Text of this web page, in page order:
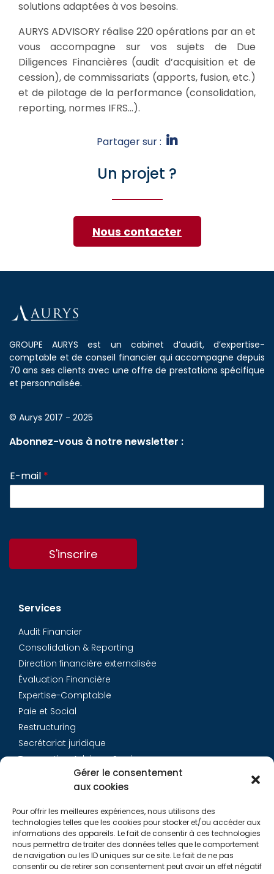
Gérer le consentement
aux cookies
Pour offrir les meilleures expériences, nous utilisons des
technologies telles que les cookies pour stocker et/ou accéder aux
informations des appareils. Le fait de consentir à ces technologies
nous permettra de traiter des données telles que le comportement
de navigation ou les ID uniques sur ce site. Le fait de ne pas
consentir ou de retirer son consentement peut avoir un effet négatif
solutions adaptées à vos besoins.
AURYS ADVISORY réalise 220 opérations par an et
vous accompagne sur vos sujets de Due
Diligences Financières (audit d’acquisition et de
cession), de commissariats (apports, fusion, etc.)
et de pilotage de la performance (consolidation,
reporting, normes IFRS…).
Partager sur :
Un projet ?
Nous contacter
GROUPE AURYS est un cabinet d’audit, d’expertise-
comptable et de conseil financier qui accompagne depuis
70 ans ses clients avec une offre de prestations spécifique
et personnalisée.
© Aurys 2017 - 2025
Abonnez-vous à notre newsletter :
E-mail *
S'inscrire
Services
Audit Financier
Consolidation & Reporting
Direction financière externalisée
Évaluation Financière
Expertise-Comptable
Paie et Social
Restructuring
Secrétariat juridique
Transaction Advisory Services
Équipe
Carrières
Contact